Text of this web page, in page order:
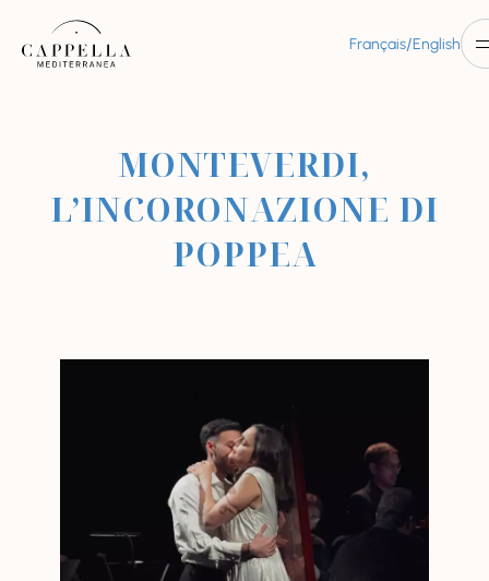
Français/English
MONTEVERDI,
L’INCORONAZIONE DI
POPPEA